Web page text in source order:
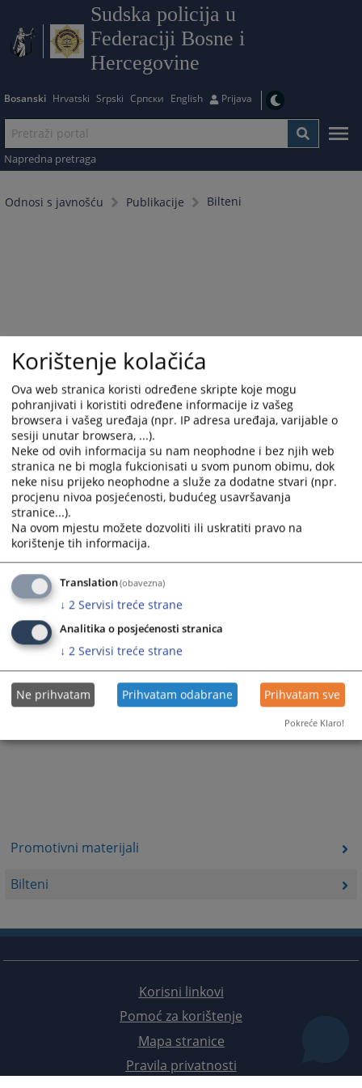
Sudska policija u
Federaciji Bosne i
Hercegovine
Bosanski Hrvatski Srpski Српски English Prijava
Napredna pretraga
Odnosi s javnošću Publikacije Bilteni
Promotivni materijali
Bilteni
Trenutno nema vijesti
Korisni linkovi
Pomoć za korištenje
Mapa stranice
Pravila privatnosti
Korištenje kolačića
Ova web stranica koristi određene skripte koje mogu
pohranjivati i koristiti određene informacije iz vašeg
browsera i vašeg uređaja (npr. IP adresa uređaja, varijable o
sesiji unutar browsera, ...).
Neke od ovih informacija su nam neophodne i bez njih web
stranica ne bi mogla fukcionisati u svom punom obimu, dok
neke nisu prijeko neophodne a služe za dodatne stvari (npr.
procjenu nivoa posjećenosti, budućeg usavršavanja
stranice...).
Na ovom mjestu možete dozvoliti ili uskratiti pravo na
korištenje tih informacija.
Translation(obavezna)
↓ 2 Servisi treće strane
Analitika o posjećenosti stranica
↓ 2 Servisi treće strane
Ne prihvatam Prihvatam odabrane Prihvatam sve
Pokreće Klaro!